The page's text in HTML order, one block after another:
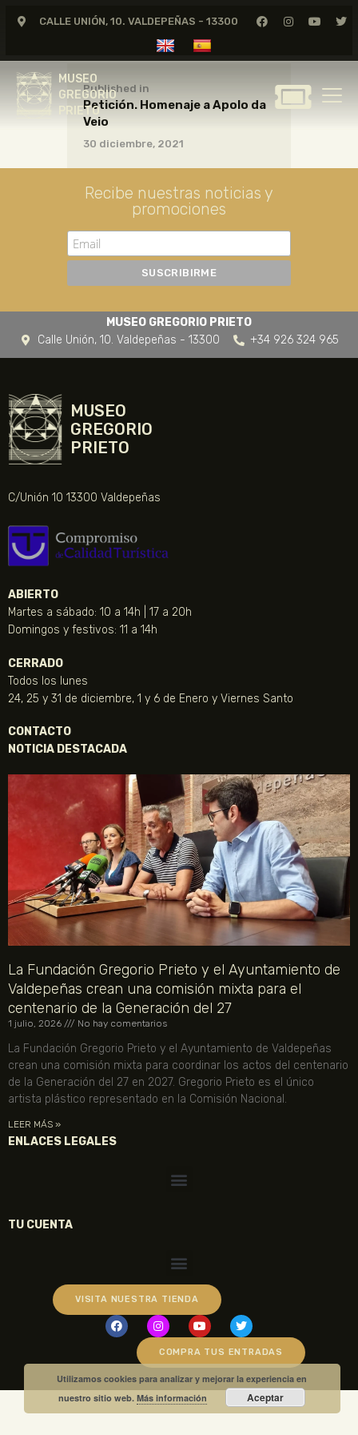
CALLE UNIÓN, 10. VALDEPEÑAS - 13300
MUSEO
GREGORIO
PRIETO
MUSEO
GREGORIO
GREGORIO PRIETO
CERTAMEN DE DIBUJO
FUNDACIÓN
TIENDA
NOTICIAS
Published in
Petición. Homenaje a Apolo da
Veio
30 diciembre, 2021
Recibe nuestras noticias y
promociones
MUSEO GREGORIO PRIETO
Calle Unión, 10. Valdepeñas - 13300
+34 926 324 965
MUSEO
GREGORIO
PRIETO
C/Unión 10 13300 Valdepeñas
ABIERTO
Martes a sábado: 10 a 14h | 17 a 20h
Domingos y festivos: 11 a 14h
CERRADO
Todos los lunes
24, 25 y 31 de diciembre, 1 y 6 de Enero y Viernes Santo
CONTACTO
NOTICIA DESTACADA
La Fundación Gregorio Prieto y el Ayuntamiento de
Valdepeñas crean una comisión mixta para el
centenario de la Generación del 27
1 julio, 2026 No hay comentarios
La Fundación Gregorio Prieto y el Ayuntamiento de Valdepeñas
crean una comisión mixta para coordinar los actos del centenario
de la Generación del 27 en 2027. Gregorio Prieto es el único
artista plástico representado en la Comisión Nacional.
LEER MÁS »
ENLACES LEGALES
TU CUENTA
VISITA NUESTRA TIENDA
COMPRA TUS ENTRADAS
Utilizamos cookies para analizar y mejorar la experiencia en
nuestro sitio web.Más información Aceptar